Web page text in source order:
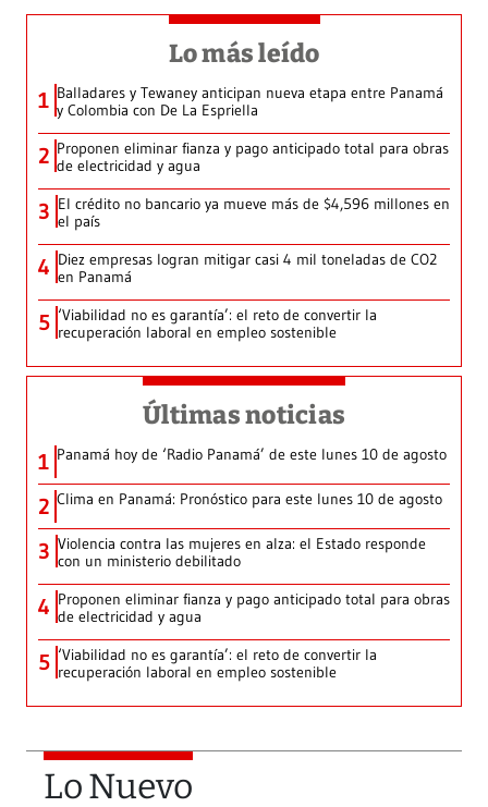
Lo más leído
1 Balladares y Tewaney anticipan nueva etapa entre Panamá
y Colombia con De La Espriella
2 Proponen eliminar fianza y pago anticipado total para obras
de electricidad y agua
3 El crédito no bancario ya mueve más de $4,596 millones en
el país
4 Diez empresas logran mitigar casi 4 mil toneladas de CO2
en Panamá
5 ‘Viabilidad no es garantía’: el reto de convertir la
recuperación laboral en empleo sostenible
Últimas noticias
1 Panamá hoy de ‘Radio Panamá’ de este lunes 10 de agosto
2 Clima en Panamá: Pronóstico para este lunes 10 de agosto
3 Violencia contra las mujeres en alza: el Estado responde
con un ministerio debilitado
4 Proponen eliminar fianza y pago anticipado total para obras
de electricidad y agua
5 ‘Viabilidad no es garantía’: el reto de convertir la
recuperación laboral en empleo sostenible
Lo Nuevo